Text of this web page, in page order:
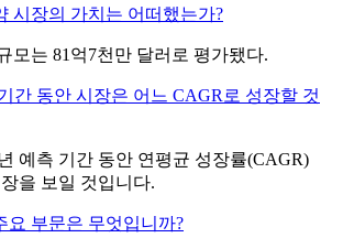
시장의 가치는 어떠했는가?
모는 81억7천만 달러로 평가됐다.
간 동안 시장은 어느 CAGR로 성장할 것
예측 기간 동안 연평균 성장률(CAGR)
을 보일 것입니다.
요 부문은 무엇입니까?